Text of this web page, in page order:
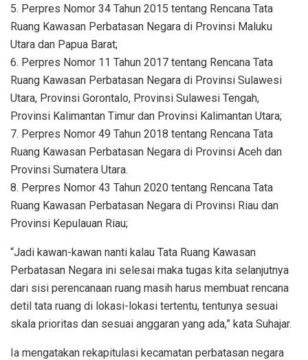
5. Perpres Nomor 34 Tahun 2015 tentang Rencana Tata
Ruang Kawasan Perbatasan Negara di Provinsi Maluku
Utara dan Papua Barat;
6. Perpres Nomor 11 Tahun 2017 tentang Rencana Tata
Ruang Kawasan Perbatasan Negara di Provinsi Sulawesi
Utara, Provinsi Gorontalo, Provinsi Sulawesi Tengah,
Provinsi Kalimantan Timur dan Provinsi Kalimantan Utara;
7. Perpres Nomor 49 Tahun 2018 tentang Rencana Tata
Ruang Kawasan Perbatasan Negara di Provinsi Aceh dan
Provinsi Sumatera Utara.
8. Perpres Nomor 43 Tahun 2020 tentang Rencana Tata
Ruang Kawasan Perbatasan Negara di Provinsi Riau dan
Provinsi Kepulauan Riau;
“Jadi kawan-kawan nanti kalau Tata Ruang Kawasan
Perbatasan Negara ini selesai maka tugas kita selanjutnya
dari sisi perencanaan ruang masih harus membuat rencana
detil tata ruang di lokasi-lokasi tertentu, tentunya sesuai
skala prioritas dan sesuai anggaran yang ada,” kata Suhajar.
Ia mengatakan rekapitulasi kecamatan perbatasan negara